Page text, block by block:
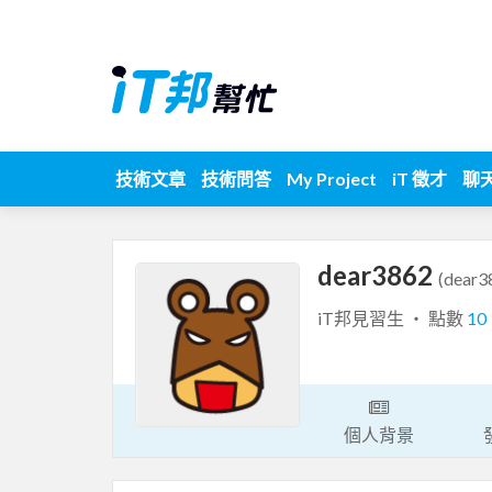
技術文章 技術問答 My Project iT 徵才 聊
dear3862
iT邦見習生 ‧ 點數 10
個人背景